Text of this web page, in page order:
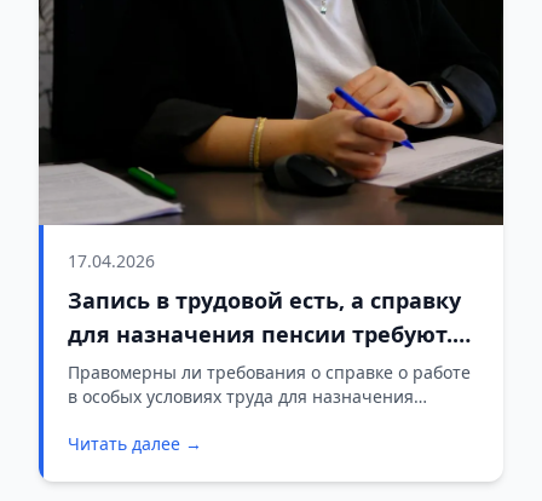
17.04.2026
Запись в трудовой есть, а справку
для назначения пенсии требуют.
Законно ли это?
Правомерны ли требования о справке о работе
в особых условиях труда для назначения
Читать далее →